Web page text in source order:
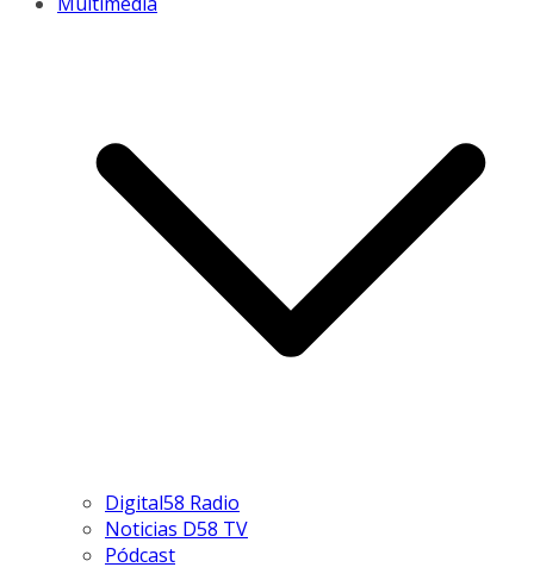
Digital58 Radio
Noticias D58 TV
Pódcast